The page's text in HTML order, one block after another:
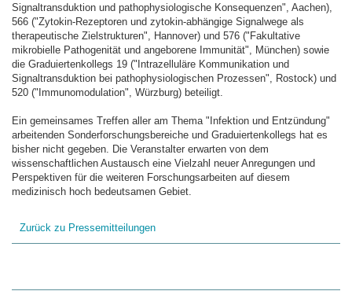
Signaltransduktion und pathophysiologische Konsequenzen", Aachen),
566 ("Zytokin-Rezeptoren und zytokin-abhängige Signalwege als
therapeutische Zielstrukturen", Hannover) und 576 ("Fakultative
mikrobielle Pathogenität und angeborene Immunität", München) sowie
die Graduiertenkollegs 19 ("Intrazelluläre Kommunikation und
Signaltransduktion bei pathophysiologischen Prozessen", Rostock) und
520 ("Immunomodulation", Würzburg) beteiligt.
Ein gemeinsames Treffen aller am Thema "Infektion und Entzündung"
arbeitenden Sonderforschungsbereiche und Graduiertenkollegs hat es
bisher nicht gegeben. Die Veranstalter erwarten von dem
wissenschaftlichen Austausch eine Vielzahl neuer Anregungen und
Perspektiven für die weiteren Forschungsarbeiten auf diesem
medizinisch hoch bedeutsamen Gebiet.
Zurück zu Pressemitteilungen